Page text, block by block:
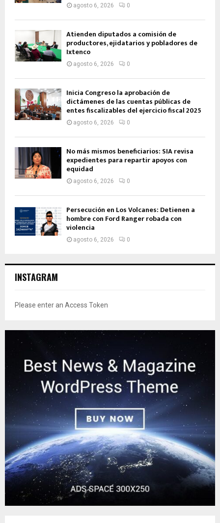
agosto 6, 2026 0
Atienden diputados a comisión de
productores, ejidatarios y pobladores de
Ixtenco
agosto 6, 2026 0
Inicia Congreso la aprobación de
dictámenes de las cuentas públicas de
entes fiscalizables del ejercicio fiscal 2025
agosto 6, 2026 0
No más mismos beneficiarios: SIA revisa
expedientes para repartir apoyos con
equidad
agosto 6, 2026 0
Persecución en Los Volcanes: Detienen a
hombre con Ford Ranger robada con
violencia
agosto 6, 2026 0
INSTAGRAM
Please enter an Access Token